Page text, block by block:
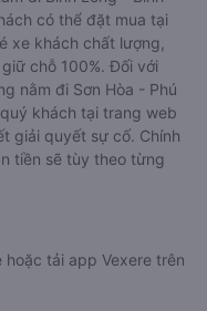
có thể đặt mua tại
xe khách chất lượng,
chỗ 100%. Đối với
nằm đi Sơn Hòa - Phú
khách tại trang web
giải quyết sự cố. Chính
tiền sẽ tùy theo từng
hoặc tải app Vexere trên